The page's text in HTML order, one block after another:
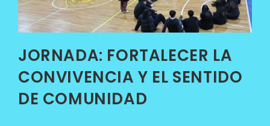
JORNADA: FORTALECER LA
CONVIVENCIA Y EL SENTIDO
DE COMUNIDAD